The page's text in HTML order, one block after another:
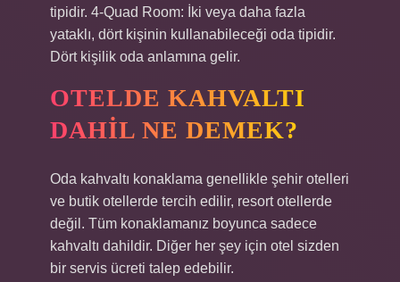
tipidir. 4-Quad Room: İki veya daha fazla
yataklı, dört kişinin kullanabileceği oda tipidir.
Dört kişilik oda anlamına gelir.
OTELDE KAHVALTI
DAHIL NE DEMEK?
Oda kahvaltı konaklama genellikle şehir otelleri
ve butik otellerde tercih edilir, resort otellerde
değil. Tüm konaklamanız boyunca sadece
kahvaltı dahildir. Diğer her şey için otel sizden
bir servis ücreti talep edebilir.